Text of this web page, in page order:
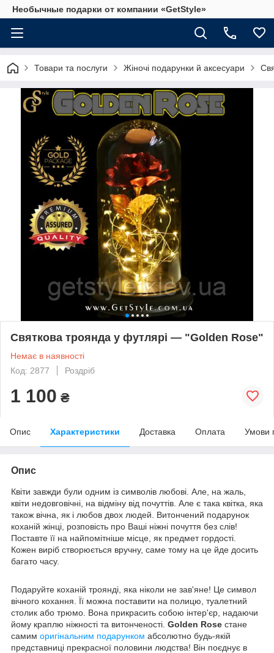
Необычные подарки от компании «GetStyle»
Товари та послуги Жіночі подарунки й аксесуари
Святкова троянда у футлярі — "Golden Rose"
Немає в наявності
Код: 2877
Роздріб
1 100 ₴
Опис Характеристики Доставка Оплата Умови
Опис
Квіти завжди були одним із символів любові. Але, на жаль,
квіти недовговічні, на відміну від почуттів. Але є така квітка, яка
також вічна, як і любов двох людей. Витончений подарунок
коханій жінці, розповість про Ваші ніжні почуття без слів!
Поставте її на найпомітніше місце, як предмет гордості.
Кожен виріб створюється вручну, саме тому на це йде досить
багато часу.
Подаруйте коханій троянді, яка ніколи не зав'яне! Це символ
вічного кохання. Її можна поставити на полицю, туалетний
столик або трюмо. Вона прикрасить собою інтер'єр, надаючи
йому краплю ніжності та витонченості. Golden Rose стане
самим оригінальним подарунком абсолютно будь-якій
представниці прекрасної половини людства! Він поєднує в